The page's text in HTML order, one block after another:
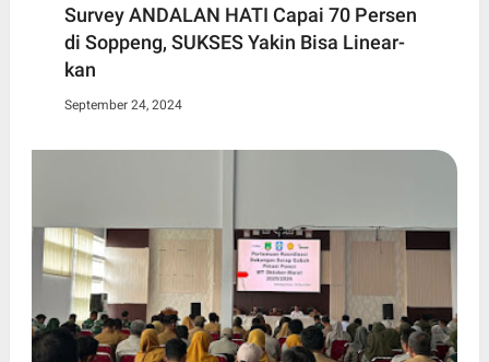
Survey ANDALAN HATI Capai 70 Persen
di Soppeng, SUKSES Yakin Bisa Linear-
kan
September 24, 2024